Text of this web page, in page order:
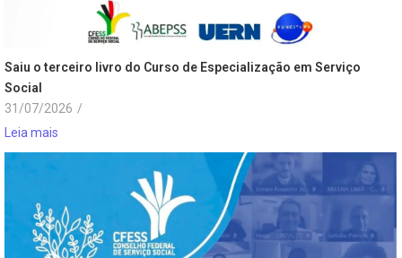
Saiu o terceiro livro do Curso de Especialização em Serviço
Social
31/07/2026 /
Leia mais